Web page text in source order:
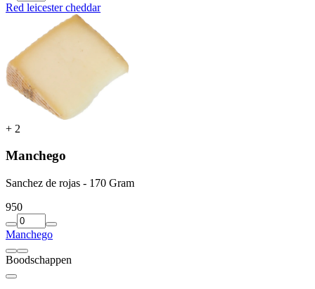
Red leicester cheddar
+ 2
Manchego
Sanchez de rojas - 170 Gram
950
Manchego
Boodschappen